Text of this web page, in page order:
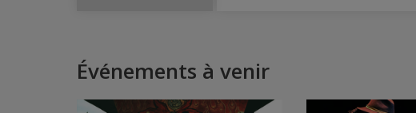
Événements à venir